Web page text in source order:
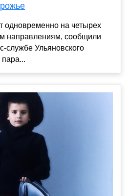
одновременно на четырех
направлениям, сообщили
службе Ульяновского